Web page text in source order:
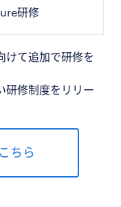
研修
けて追加で研修を
研修制度をリリー
ちら